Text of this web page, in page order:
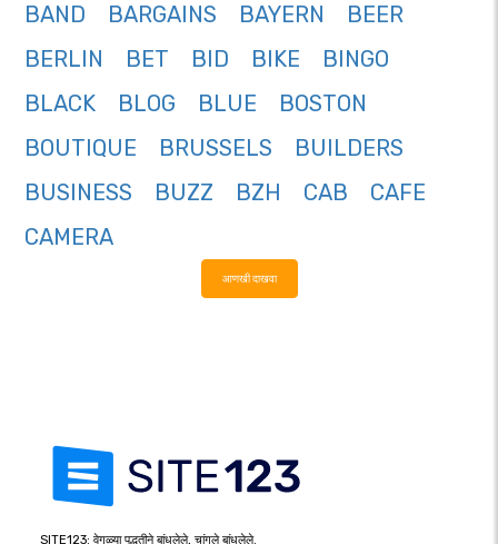
BAND
BARGAINS BAYERN
BEER
BERLIN
BET BID BIKE
BINGO
BLACK
BLOG BLUE
BOSTON
BOUTIQUE
BRUSSELS
BUILDERS
BUSINESS
BUZZ BZH CAB
CAFE
CAMERA
आणखी दाखवा
SITE123: वेगळ्या पद्धतीने बांधलेले, चांगले बांधलेले.